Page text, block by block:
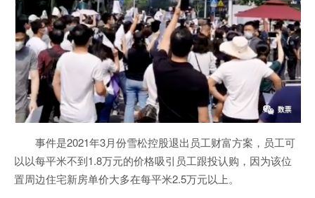
事件是2021年3月份雪松控股退出员工财富方案，员工可
以以每平米不到1.8万元的价格吸引员工跟投认购，因为该位
置周边住宅新房单价大多在每平米2.5万元以上。